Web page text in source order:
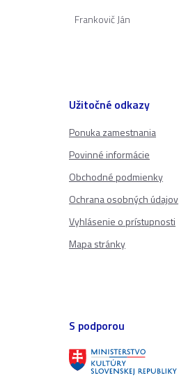
Frankovič Ján
Užitočné odkazy
Ponuka zamestnania
Povinné informácie
Obchodné podmienky
Ochrana osobných údajov
Vyhlásenie o prístupnosti
Mapa stránky
S podporou